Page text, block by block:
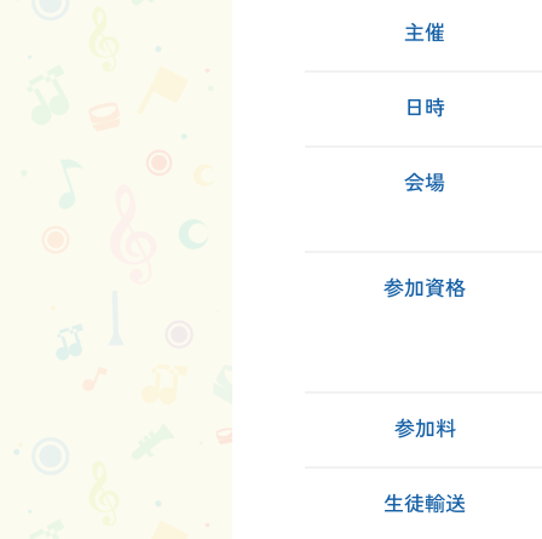
主催
日時
会場
参加資格
参加料
生徒輸送